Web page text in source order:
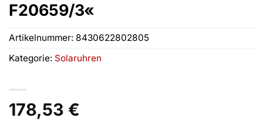
F20659/3«
178,53 €
Artikelnummer: 8430622802805
Kategorie: Solaruhren